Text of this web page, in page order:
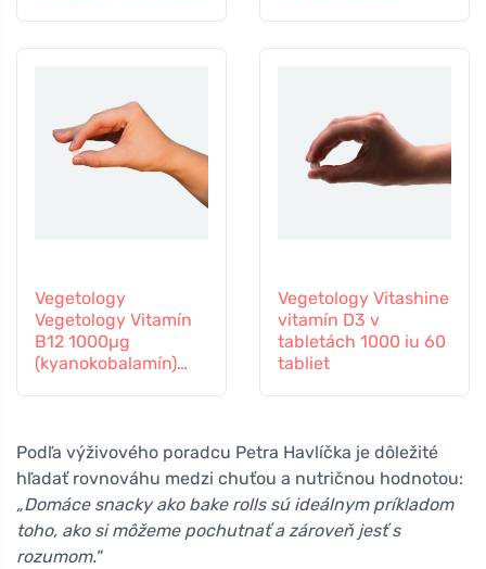
Vegetology
Vegetology Vitamín
B12 1000µg
(kyanokobalamín)
Vegetology Vitashine
vitamín D3 v
tabletách 1000 iu 60
tabliet
Podľa výživového poradcu Petra Havlíčka je dôležité
hľadať rovnováhu medzi chuťou a nutričnou hodnotou:
„Domáce snacky ako bake rolls sú ideálnym príkladom
toho, ako si môžeme pochutnať a zároveň jesť s
rozumom."